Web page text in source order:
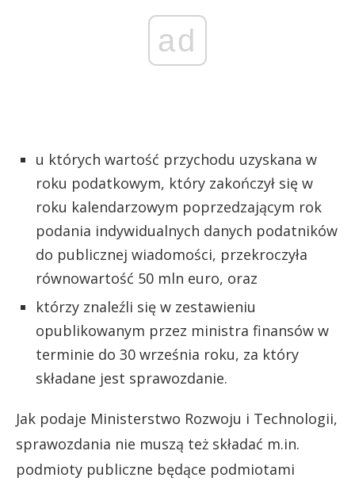
ad
u których wartość przychodu uzyskana w
roku podatkowym, który zakończył się w
roku kalendarzowym poprzedzającym rok
podania indywidualnych danych podatników
do publicznej wiadomości, przekroczyła
równowartość 50 mln euro, oraz
którzy znaleźli się w zestawieniu
opublikowanym przez ministra finansów w
terminie do 30 września roku, za który
składane jest sprawozdanie.
Jak podaje Ministerstwo Rozwoju i Technologii,
sprawozdania nie muszą też składać m.in.
podmioty publiczne będące podmiotami